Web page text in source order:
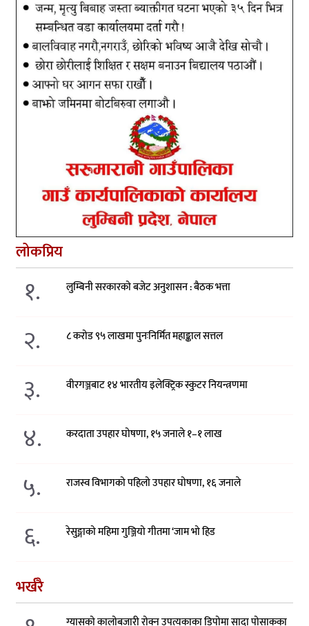
लोकप्रिय
१. लुम्बिनी सरकारको बजेट अनुशासन : बैठक भत्ता
२. ८ करोड ९५ लाखमा पुनःनिर्मित महाङ्काल सत्तल
३. वीरगञ्जबाट १४ भारतीय इलेक्ट्रिक स्कुटर नियन्त्रणमा
४. करदाता उपहार घोषणा, १५ जनाले १–१ लाख
५. राजस्व विभागको पहिलो उपहार घोषणा, १६ जनाले
६. रेसुङ्गाको महिमा गुञ्जियो गीतमा ‘जाम भो हिड
भर्खरै
ग्यासको कालोबजारी रोक्न उपत्यकाका डिपोमा सादा पोसाकका